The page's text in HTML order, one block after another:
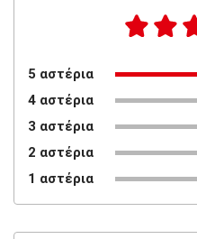
5 αστέρια
4 αστέρια
3 αστέρια
2 αστέρια
1 αστέρια